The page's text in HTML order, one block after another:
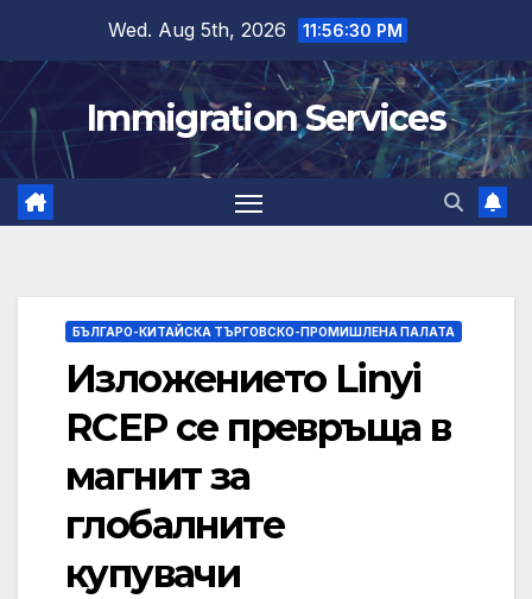
content
Wed. Aug 5th, 2026 11:56:30 PM
Immigration Services
БЪЛГАРО-КИТАЙСКА ТЪРГОВСКО-ПРОМИШЛЕНА ПАЛАТА
Изложението Linyi
RCEP се превръща в
магнит за
глобалните
купувачи